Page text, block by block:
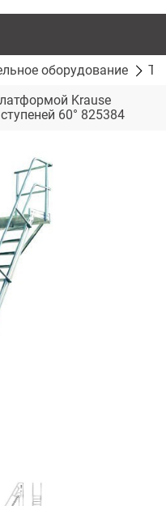
оборудование
Krause
60° 825384